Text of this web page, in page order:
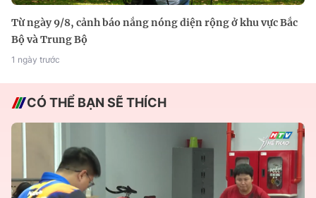
Từ ngày 9/8, cảnh báo nắng nóng diện rộng ở khu vực Bắc
Bộ và Trung Bộ
1 ngày trước
CÓ THỂ BẠN SẼ THÍCH